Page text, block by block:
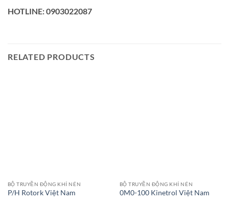
HOTLINE: 0903022087
RELATED PRODUCTS
BỘ TRUYỀN ĐỘNG KHÍ NÉN
P/H Rotork Việt Nam
BỘ TRUYỀN ĐỘNG KHÍ NÉN
0M0-100 Kinetrol Việt Nam